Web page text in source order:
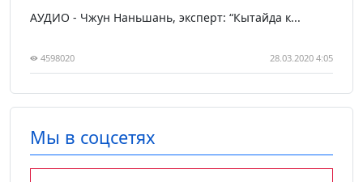
АУДИО - Чжун Наньшань, эксперт: “Кытайда к...
4598020 28.03.2020 4:05
Мы в соцсетях